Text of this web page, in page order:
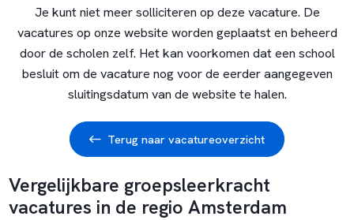
Je kunt niet meer solliciteren op deze vacature. De
vacatures op onze website worden geplaatst en beheerd
door de scholen zelf. Het kan voorkomen dat een school
besluit om de vacature nog voor de eerder aangegeven
sluitingsdatum van de website te halen.
Terug naar vacatureoverzicht
Vergelijkbare groepsleerkracht
vacatures in de regio Amsterdam